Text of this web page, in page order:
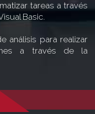
tareas a través
Basic.
análisis para realizar
a través de la